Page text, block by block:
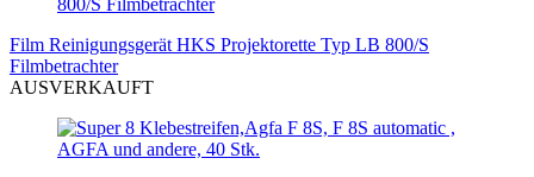
Film Reinigungsgerät HKS Projektorette Typ LB 800/S
Filmbetrachter
AUSVERKAUFT